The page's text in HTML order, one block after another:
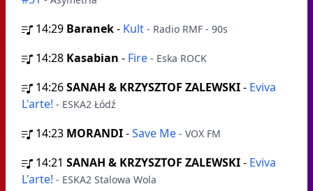
14:29 Baranek- Kult - Radio RMF - 90s
14:28 Kasabian - Fire - Eska ROCK
14:26SANAH & KRZYSZTOF ZALEWSKI- Eviva
L'arte! - ESKA2 Łódź
14:23 MORANDI-Save Me - VOX FM
14:21 SANAH & KRZYSZTOF ZALEWSKI- Eviva
L'arte! - ESKA2 Stalowa Wola